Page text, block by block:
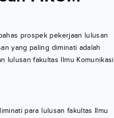
prospek pekerjaan lulusan
yang paling diminati adalah
lulusan fakultas Ilmu Komunikasi
para lulusan fakultas Ilmu